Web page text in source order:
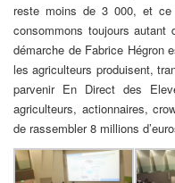
reste moins de 3 000, et ce
consommons toujours
démarche de Fabrice Hégron
les agriculteurs produisent,
parvenir En Direct des
agriculteurs, actionnaires,
de rassembler 8 millions